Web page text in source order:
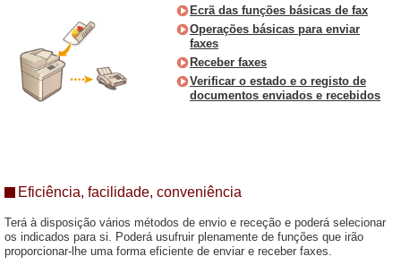
Ecrã das funções básicas de fax
Operações básicas para enviar
faxes
Receber faxes
Verificar o estado e o registo de
documentos enviados e recebidos
Eficiência, facilidade, conveniência
Terá à disposição vários métodos de envio e receção e poderá selecionar
os indicados para si. Poderá usufruir plenamente de funções que irão
proporcionar-lhe uma forma eficiente de enviar e receber faxes.